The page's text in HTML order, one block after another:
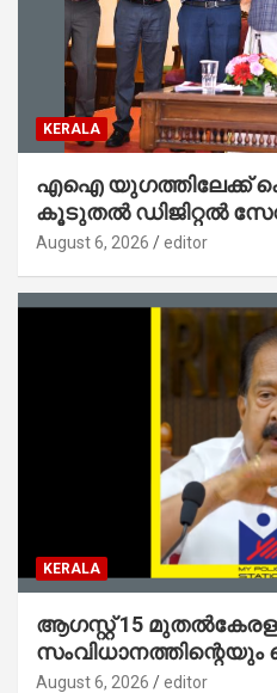
KERALA
എഐ യുഗത്തിലേക്ക്
കൂടുതൽ ഡിജിറ്റൽ
ജനങ്ങളിലേക്കെത്തിക്കും
August 6, 2026 editor
KERALA
ആഗസ്റ്റ് 15
സ്റ്റേഷനുകളുടെയും
August 6, 2026 editor